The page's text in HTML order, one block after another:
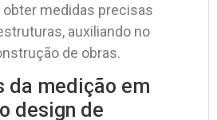
medidas precisas
auxiliando no
de obras.
da medição em
design de